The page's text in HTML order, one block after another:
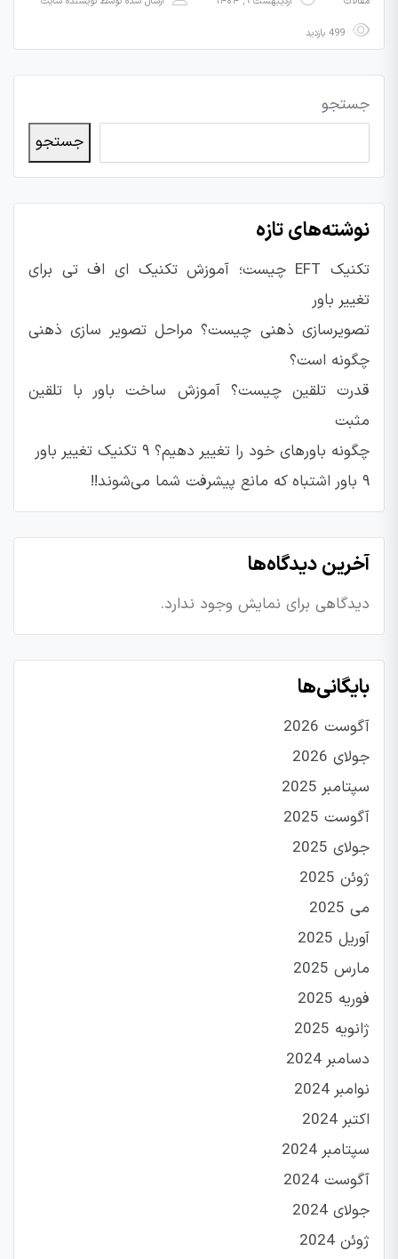
جستجو
جستجو
نوشته‌های تازه
تکنیک EFT چیست؛ آموزش تکنیک ای اف تی برای
تغییر باور
تصویرسازی ذهنی چیست؟ مراحل تصویر سازی ذهنی
چگونه است؟
قدرت تلقین چیست؟ آموزش ساخت باور با تلقین
مثبت
چگونه باورهای خود را تغییر دهیم؟ ۹ تکنیک تغییر باور
۹ باور اشتباه که مانع پیشرفت شما می‌شوند!!
آخرین دیدگاه‌ها
دیدگاهی برای نمایش وجود ندارد.
بایگانی‌ها
آگوست 2026
جولای 2026
سپتامبر 2025
آگوست 2025
جولای 2025
ژوئن 2025
می 2025
آوریل 2025
مارس 2025
فوریه 2025
ژانویه 2025
دسامبر 2024
نوامبر 2024
اکتبر 2024
سپتامبر 2024
آگوست 2024
جولای 2024
ژوئن 2024